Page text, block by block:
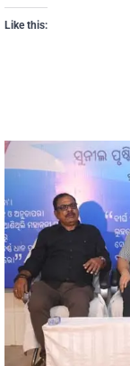
Like this: